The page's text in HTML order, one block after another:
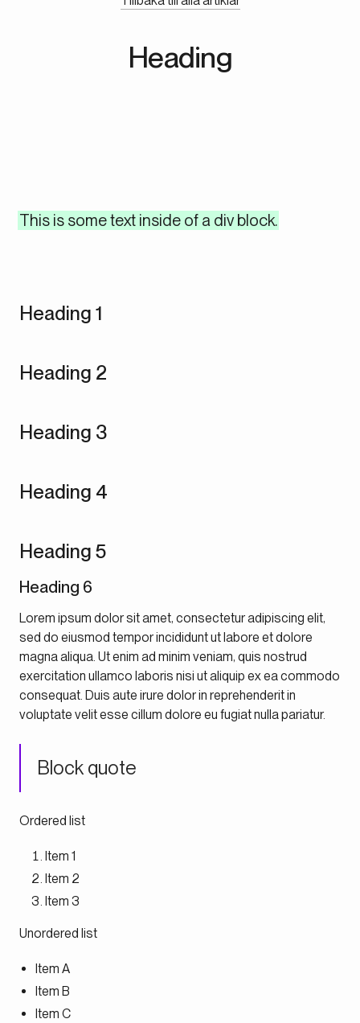
Heading
This is some text inside of a div block.
Heading 1
Heading 2
Heading 3
Heading 4
Heading 5
Heading 6
Lorem ipsum dolor sit amet, consectetur adipiscing elit,
sed do eiusmod tempor incididunt ut labore et dolore
magna aliqua. Ut enim ad minim veniam, quis nostrud
exercitation ullamco laboris nisi ut aliquip ex ea commodo
consequat. Duis aute irure dolor in reprehenderit in
voluptate velit esse cillum dolore eu fugiat nulla pariatur.
Block quote
Ordered list
Item 1
Item 2
Item 3
Unordered list
Item A
Item B
Item C